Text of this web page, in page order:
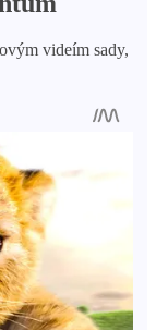
videím sady,